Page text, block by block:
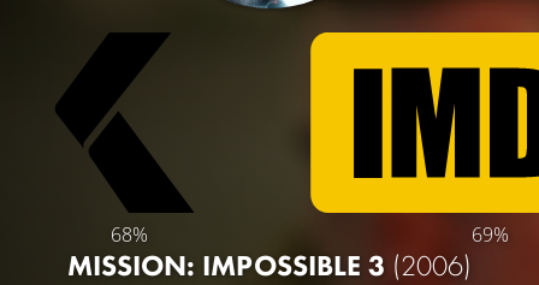
68% 69%
MISSION: IMPOSSIBLE 3 (2006)